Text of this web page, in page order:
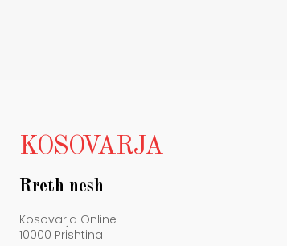
KOSOVARJA
Rreth nesh
Kosovarja Online
10000 Prishtina